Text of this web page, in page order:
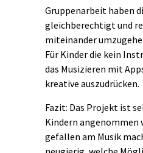
Gruppenarbeit haben
gleichberechtigt und
miteinander
Für Kinder die kein
das Musizieren mit
kreative auszudrücken.
Fazit: Das Projekt ist
Kindern angenommen
gefallen am Musik